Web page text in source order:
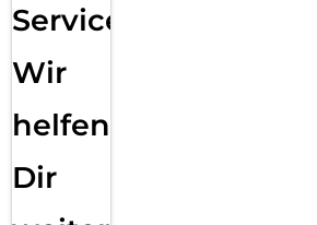
Service:
Wir
helfen
Dir